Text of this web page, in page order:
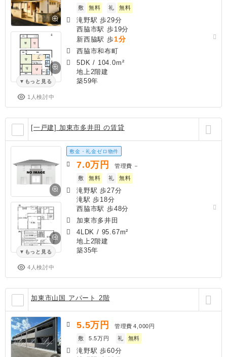
もっと見る
1人検討中
敷
無料 礼 無料
滝野駅 歩29分
西脇市駅 歩19分
新西脇駅 歩1分
西脇市和布町
5DK / 104.0m²
地上2階建
築59年
[一戸建] 加東市多井田 の賃貸
もっと見る
4人検討中
敷金・礼金ゼロ物件
7.0万円 管理費 －
敷
無料 礼 無料
滝野駅 歩27分
滝駅 歩18分
西脇市駅 歩48分
加東市多井田
4LDK / 95.67m²
地上2階建
築35年
加東市山国 アパート 2階
5.5万円 管理費 4,000円
敷
5.5万円 礼 無料
滝野駅 歩60分